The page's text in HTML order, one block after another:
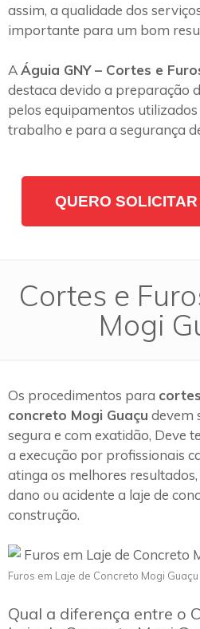
assim, a qualidade dos
importante para um bom
AÁguia GNY – Cortes e
destaca devido a preparação
pelos equipamentos
trabalho e para a segurança
QUERO
Cortes e
Mogi
Os procedimentos para
concreto Mogi Guaçu devem
segura e com exatidão, Deve
a execução por profissionais
atinga os melhores
dano ou acidente a laje de
construção.
Furos em Laje de Concreto Mogi Guaçu
Qual a diferença entre o